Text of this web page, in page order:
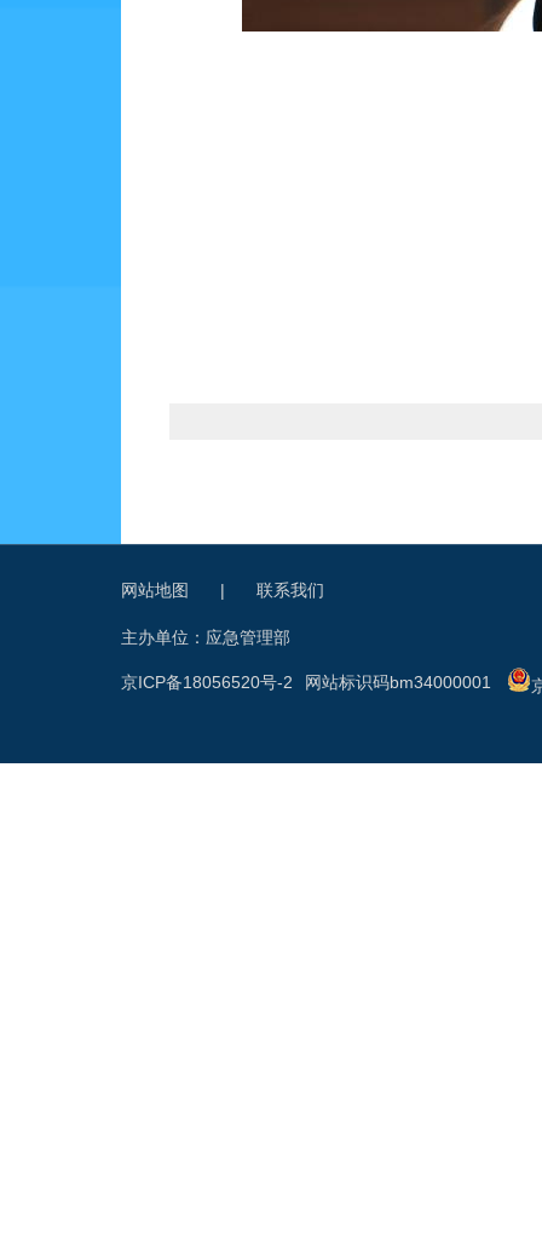
网站地图 | 联系我们
主办单位：应急管理部
网站标识码bm34000001
京ICP备18056520号-2